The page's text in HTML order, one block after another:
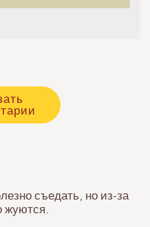
съедать, но из-за
жуются.